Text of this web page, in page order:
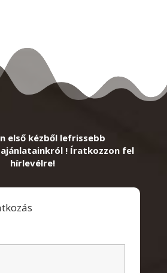
első kézből lefrissebb
! Íratkozzon fel
hírlevélre!